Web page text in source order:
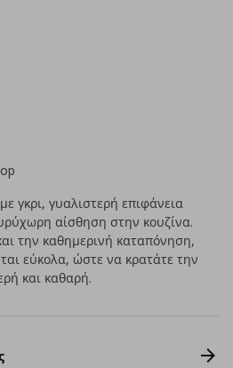
γκρι, γυαλιστερή επιφάνεια
αίσθηση στην κουζίνα.
την καθημερινή καταπόνηση,
εύκολα, ώστε να κρατάτε την
και καθαρή.